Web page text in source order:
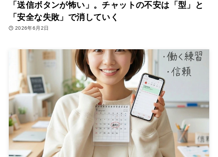
「送信ボタンが怖い」。チャットの不安は「型」と
「安全な失敗」で消していく
2026年6月2日